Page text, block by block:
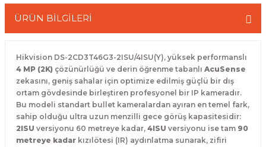
ÜRÜN BİLGİLERİ
Hikvision DS-2CD3T46G3-2ISU/4ISU(Y), yüksek performanslı
4 MP (2K) çözünürlüğü ve derin öğrenme tabanlı AcuSense
zekasını, geniş sahalar için optimize edilmiş güçlü bir dış
ortam gövdesinde birleştiren profesyonel bir IP kameradır.
Bu modeli standart bullet kameralardan ayıran en temel fark,
sahip olduğu ultra uzun menzilli gece görüş kapasitesidir:
2ISU versiyonu 60 metreye kadar, 4ISU versiyonu ise tam 90
metreye kadar kızılötesi (IR) aydınlatma sunarak, zifiri